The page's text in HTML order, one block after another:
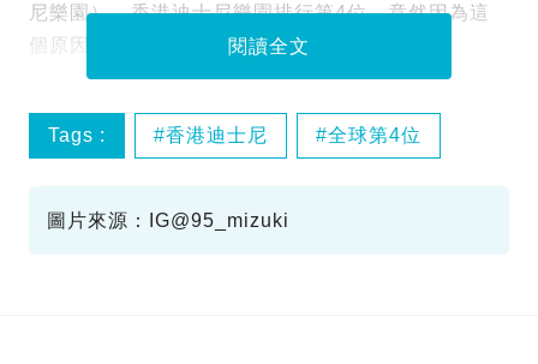
尼樂園），香港迪士尼樂園排行第4位，竟然因為這
個原因！
閱讀全文
Tags : 香港迪士尼 全球第4位
圖片來源：IG@95_mizuki